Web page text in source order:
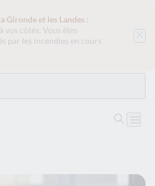
Gironde et les Landes :
à vos côtés. Vous êtes
par les incendies en cours